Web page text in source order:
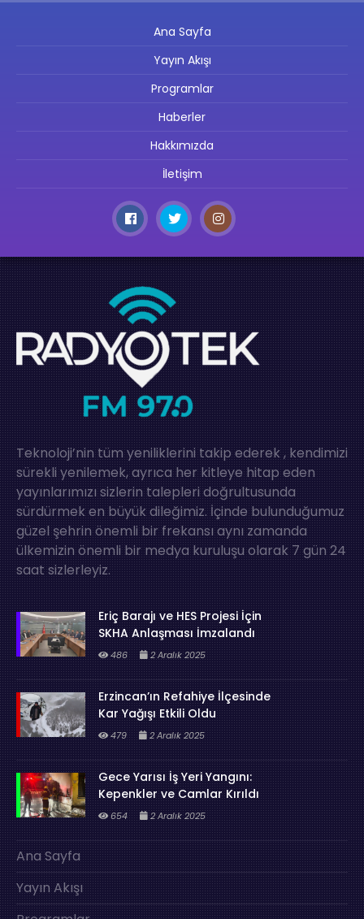
Ana Sayfa
Yayın Akışı
Programlar
Haberler
Hakkımızda
İletişim
Teknoloji’nin tüm yeniliklerini takip ederek , kendimizi
sürekli yenilemek, ayrıca her kitleye hitap eden
yayınlarımızı sizlerin talepleri doğrultusunda
sürdürmek en büyük dileğimiz. İçinde bulunduğumuz
güzel şehrin önemli bir frekansı aynı zamanda
ülkemizin önemli bir medya kuruluşu olarak 7 gün 24
saat sizlerleyiz.
Eriç Barajı ve HES Projesi İçin
SKHA Anlaşması İmzalandı
486 2 Aralık 2025
Erzincan’ın Refahiye İlçesinde
Kar Yağışı Etkili Oldu
479 2 Aralık 2025
Gece Yarısı İş Yeri Yangını:
Kepenkler ve Camlar Kırıldı
654 2 Aralık 2025
Ana Sayfa
Yayın Akışı